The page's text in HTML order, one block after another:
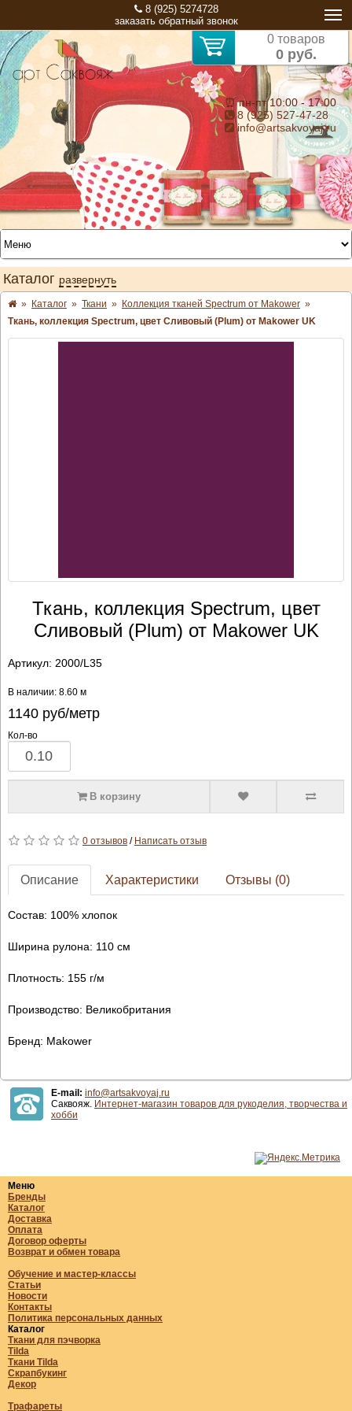
8 (925) 5274728
заказать обратный звонок
0 товаров
0 руб.
⏰ пн-пт 10:00 - 17:00
8 (925) 527-47-28
info@artsakvoyaj.ru
Каталог развернуть
» Каталог » Ткани » Коллекция тканей Spectrum от Makower »
Ткань, коллекция Spectrum, цвет Сливовый (Plum) от Makower UK
Ткань, коллекция Spectrum, цвет
Сливовый (Plum) от Makower UK
Артикул: 2000/L35
В наличии: 8.60 м
1140руб/метр
Кол-во
В корзину
0 отзывов/ Написать отзыв
Описание Характеристики Отзывы (0)
Состав: 100% хлопок
Ширина рулона: 110 см
Плотность: 155 г/м
Производство: Великобритания
Бренд: Makower
E-mail: info@artsakvoyaj.ru
Саквояж. Интернет-магазин товаров для рукоделия, творчества и
хобби
Меню
Бренды
Каталог
Доставка
Оплата
Договор оферты
Возврат и обмен товара
Обучение и мастер-классы
Статьи
Новости
Контакты
Политика персональных данных
Каталог
Ткани для пэчворка
Tilda
Ткани Tilda
Скрапбукинг
Декор
Трафареты